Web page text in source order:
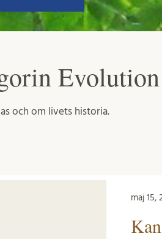
Evolution
och om livets historia.
maj 15,